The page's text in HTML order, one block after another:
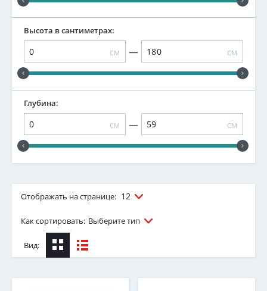
Высота в сантиметрах:
см — см
Глубина:
см — см
Отображать на странице: 12
Как сортировать: Выберите тип
Вид: